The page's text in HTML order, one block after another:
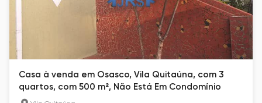
Casa à venda em Osasco, Vila Quitaúna, com 3
quartos, com 500 m², Não Está Em Condomínio